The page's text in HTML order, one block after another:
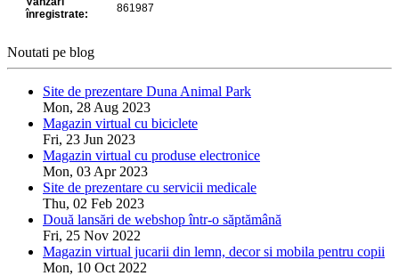
Noutati pe blog
Site de prezentare Duna Animal Park
Mon, 28 Aug 2023
Magazin virtual cu biciclete
Fri, 23 Jun 2023
Magazin virtual cu produse electronice
Mon, 03 Apr 2023
Site de prezentare cu servicii medicale
Thu, 02 Feb 2023
Două lansări de webshop într-o săptămână
Fri, 25 Nov 2022
Magazin virtual jucarii din lemn, decor si mobila pentru copii
Mon, 10 Oct 2022